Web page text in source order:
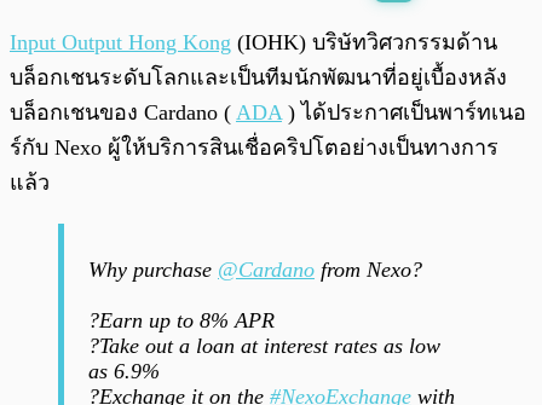
0:00
Input Output Hong Kong (IOHK) บริษัทวิศวกรรมด้าน
บล็อกเชนระดับโลกและเป็นทีมนักพัฒนาที่อยู่เบื้องหลัง
บล็อกเชนของ Cardano ( ADA) ได้ประกาศเป็นพาร์ทเนอ
ร์กับ Nexo ผู้ให้บริการสินเชื่อคริปโตอย่างเป็นทางการ
แล้ว
Why purchase @Cardano from Nexo?
?Earn up to 8% APR
?Take out a loan at interest rates as low
as 6.9%
?Exchange it on the #NexoExchange with